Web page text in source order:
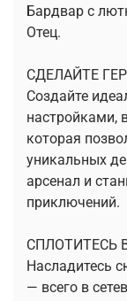
Бардвар с
Отец.
СДЕЛАЙТЕ
Создайте
настройками,
которая
уникальных
арсенал и
приключений.
СПЛОТИТЕСЬ
Насладитесь
— всего в